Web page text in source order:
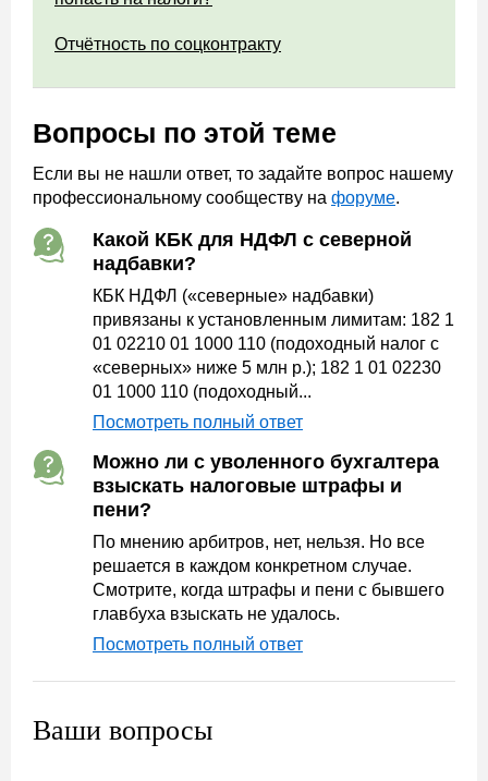
Отчётность по соцконтракту
Вопросы по этой теме
Если вы не нашли ответ, то задайте вопрос нашему
профессиональному сообществу на форуме.
Какой КБК для НДФЛ с северной
надбавки?
КБК НДФЛ («северные» надбавки)
привязаны к установленным лимитам: 182 1
01 02210 01 1000 110 (подоходный налог с
«северных» ниже 5 млн р.); 182 1 01 02230
01 1000 110 (подоходный...
Посмотреть полный ответ
Можно ли с уволенного бухгалтера
взыскать налоговые штрафы и
пени?
По мнению арбитров, нет, нельзя. Но все
решается в каждом конкретном случае.
Смотрите, когда штрафы и пени с бывшего
главбуха взыскать не удалось.
Посмотреть полный ответ
Ваши вопросы